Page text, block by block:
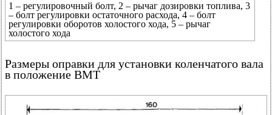
1 – регулировочный болт, 2 – рычаг дозировки топлива, 3
– болт регулировки остаточного расхода, 4 – болт
регулировки оборотов холостого хода, 5 – рычаг
холостого хода
Размеры оправки для установки коленчатого вала
в положение ВМТ